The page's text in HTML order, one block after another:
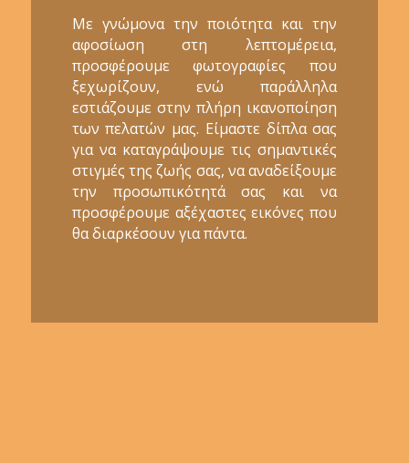
Με γνώμονα την ποιότητα και την
αφοσίωση στη λεπτομέρεια,
προσφέρουμε φωτογραφίες που
ξεχωρίζουν, ενώ παράλληλα
εστιάζουμε στην πλήρη ικανοποίηση
των πελατών μας. Είμαστε δίπλα σας
για να καταγράψουμε τις σημαντικές
στιγμές της ζωής σας, να αναδείξουμε
την προσωπικότητά σας και να
προσφέρουμε αξέχαστες εικόνες που
θα διαρκέσουν για πάντα.